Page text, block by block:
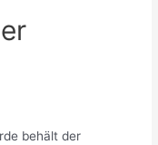
behält der